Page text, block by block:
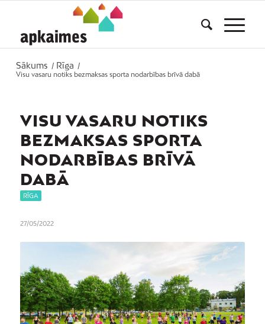
Sākums / Rīga
/
Visu vasaru notiks bezmaksas sporta nodarbības brīvā dabā
VISU VASARU NOTIKS
BEZMAKSAS SPORTA
NODARBĪBAS BRĪVĀ
DABĀ
RĪGA
27/05/2022